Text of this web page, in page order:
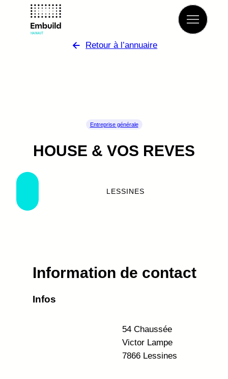
Retour à l’annuaire
Entreprise générale
HOUSE & VOS REVES
LESSINES
Information de contact
Infos
54 Chaussée
Victor Lampe
7866 Lessines